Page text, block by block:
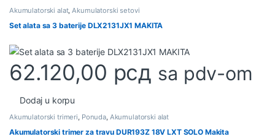
Akumulatorski alat, Akumulatorski setovi
Set alata sa 3 baterije DLX2131JX1 MAKITA
62.120,00 рсд sa pdv-om
Dodaj u korpu
Akumulatorski trimeri Ponuda, Akumulatorski alat
Akumulatorski trimer za travu DUR193Z 18V LXT SOLO Makita